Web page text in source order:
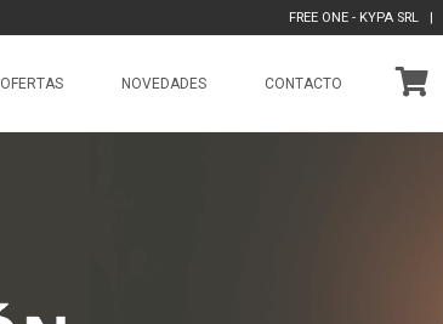
FREE ONE - KYPA SRL |
OFERTAS NOVEDADES CONTACTO